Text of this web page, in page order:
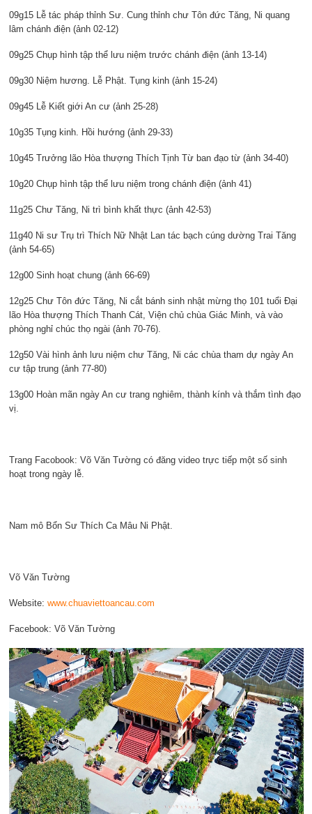
09g15 Lễ tác pháp thỉnh Sư. Cung thỉnh chư Tôn đức Tăng, Ni quang
lâm chánh điện (ảnh 02-12)
09g25 Chụp hình tập thể lưu niệm trước chánh điện (ảnh 13-14)
09g30 Niệm hương. Lễ Phật. Tụng kinh (ảnh 15-24)
09g45 Lễ Kiết giới An cư (ảnh 25-28)
10g35 Tụng kinh. Hồi hướng (ảnh 29-33)
10g45 Trưởng lão Hòa thượng Thích Tịnh Từ ban đạo từ (ảnh 34-40)
10g20 Chụp hình tập thể lưu niệm trong chánh điện (ảnh 41)
11g25 Chư Tăng, Ni trì bình khất thực (ảnh 42-53)
11g40 Ni sư Trụ trì Thích Nữ Nhật Lan tác bạch cúng dường Trai Tăng
(ảnh 54-65)
12g00 Sinh hoạt chung (ảnh 66-69)
12g25 Chư Tôn đức Tăng, Ni cắt bánh sinh nhật mừng thọ 101 tuổi Đại
lão Hòa thượng Thích Thanh Cát, Viện chủ chùa Giác Minh, và vào
phòng nghỉ chúc thọ ngài (ảnh 70-76).
12g50 Vài hình ảnh lưu niệm chư Tăng, Ni các chùa tham dự ngày An
cư tập trung (ảnh 77-80)
13g00 Hoàn mãn ngày An cư trang nghiêm, thành kính và thắm tình đạo
vị.
Trang Facobook: Võ Văn Tường có đăng video trực tiếp một số sinh
hoạt trong ngày lễ.
Nam mô Bổn Sư Thích Ca Mâu Ni Phật.
Võ Văn Tường
Website: www.chuaviettoancau.com
Facebook: Võ Văn Tường